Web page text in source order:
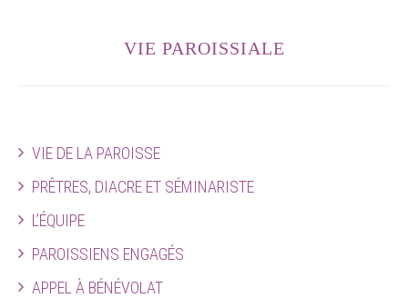
VIE PAROISSIALE
VIE DE LA PAROISSE
PRÊTRES, DIACRE ET SÉMINARISTE
L’ÉQUIPE
PAROISSIENS ENGAGÉS
APPEL À BÉNÉVOLAT